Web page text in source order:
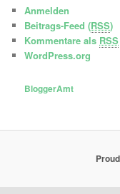
Anmelden
Beitrags-Feed (RSS)
Kommentare als RSS
WordPress.org
BloggerAmt